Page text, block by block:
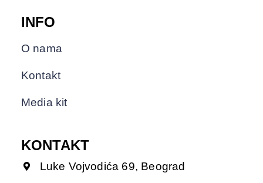
INFO
O nama
Kontakt
Media kit
KONTAKT
Luke Vojvodića 69, Beograd